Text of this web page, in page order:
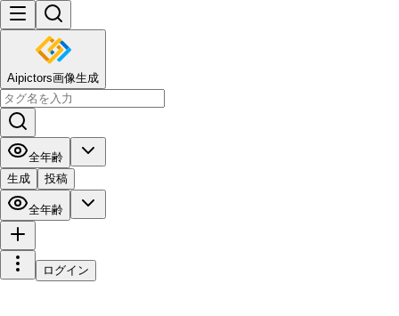
Aipictors画像生成
全年齢
生成
投稿
全年齢
ログイン